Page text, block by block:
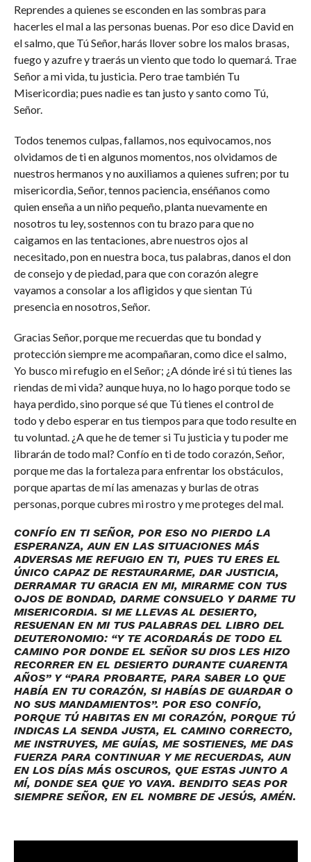
Reprendes a quienes se esconden en las sombras para
hacerles el mal a las personas buenas. Por eso dice David en
el salmo, que Tú Señor, harás llover sobre los malos brasas,
fuego y azufre y traerás un viento que todo lo quemará. Trae
Señor a mi vida, tu justicia. Pero trae también Tu
Misericordia; pues nadie es tan justo y santo como Tú,
Señor.
Todos tenemos culpas, fallamos, nos equivocamos, nos
olvidamos de ti en algunos momentos, nos olvidamos de
nuestros hermanos y no auxiliamos a quienes sufren; por tu
misericordia, Señor, tennos paciencia, enséñanos como
quien enseña a un niño pequeño, planta nuevamente en
nosotros tu ley, sostennos con tu brazo para que no
caigamos en las tentaciones, abre nuestros ojos al
necesitado, pon en nuestra boca, tus palabras, danos el don
de consejo y de piedad, para que con corazón alegre
vayamos a consolar a los afligidos y que sientan Tú
presencia en nosotros, Señor.
Gracias Señor, porque me recuerdas que tu bondad y
protección siempre me acompañaran, como dice el salmo,
Yo busco mi refugio en el Señor; ¿A dónde iré si tú tienes las
riendas de mi vida? aunque huya, no lo hago porque todo se
haya perdido, sino porque sé que Tú tienes el control de
todo y debo esperar en tus tiempos para que todo resulte en
tu voluntad. ¿A que he de temer si Tu justicia y tu poder me
librarán de todo mal? Confío en ti de todo corazón, Señor,
porque me das la fortaleza para enfrentar los obstáculos,
porque apartas de mí las amenazas y burlas de otras
personas, porque cubres mi rostro y me proteges del mal.
CONFÍO EN TI SEÑOR, POR ESO NO PIERDO LA
ESPERANZA, AUN EN LAS SITUACIONES MÁS
ADVERSAS ME REFUGIO EN TI, PUES TU ERES EL
ÚNICO CAPAZ DE RESTAURARME, DAR JUSTICIA,
DERRAMAR TU GRACIA EN MI, MIRARME CON TUS
OJOS DE BONDAD, DARME CONSUELO Y DARME TU
MISERICORDIA. SI ME LLEVAS AL DESIERTO,
RESUENAN EN MI TUS PALABRAS DEL LIBRO DEL
DEUTERONOMIO: “Y TE ACORDARÁS DE TODO EL
CAMINO POR DONDE EL SEÑOR SU DIOS LES HIZO
RECORRER EN EL DESIERTO DURANTE CUARENTA
AÑOS” Y “PARA PROBARTE, PARA SABER LO QUE
HABÍA EN TU CORAZÓN, SI HABÍAS DE GUARDAR O
NO SUS MANDAMIENTOS”. POR ESO CONFÍO,
PORQUE TÚ HABITAS EN MI CORAZÓN, PORQUE TÚ
INDICAS LA SENDA JUSTA, EL CAMINO CORRECTO,
ME INSTRUYES, ME GUÍAS, ME SOSTIENES, ME DAS
FUERZA PARA CONTINUAR Y ME RECUERDAS, AUN
EN LOS DÍAS MÁS OSCUROS, QUE ESTAS JUNTO A
MÍ, DONDE SEA QUE YO VAYA. BENDITO SEAS POR
SIEMPRE SEÑOR, EN EL NOMBRE DE JESÚS, AMÉN.